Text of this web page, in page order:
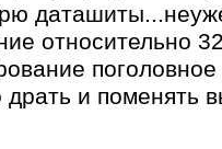
относительно
и поменять